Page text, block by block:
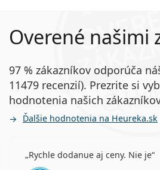
Overené našimi
97 % zákazníkov odporúča
11479 recenzií). Prezrite si
hodnotenia našich
Ďalšie hodnotenia na Heureka.sk
Rychle dodanue aj ceny. Nie je